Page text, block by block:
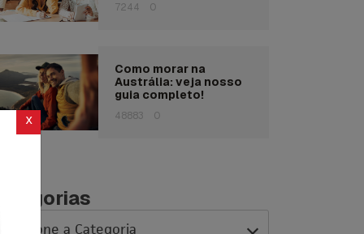
7244 0
Como morar na
Austrália: veja nosso
guia completo!
48883 0
x